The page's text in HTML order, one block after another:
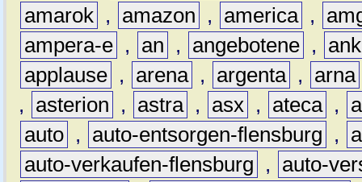
amarok , amazon , america ,
ampera-e , an , angebotene ,
applause , arena , argenta , arna
,
asterion , astra , asx , ateca ,
auto , auto-entsorgen-flensburg ,
auto-verkaufen-flensburg
,
auto-